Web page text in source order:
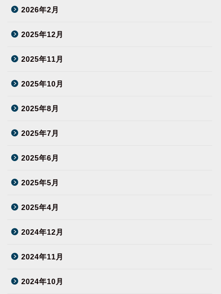
2026年2月
2025年12月
2025年11月
2025年10月
2025年8月
2025年7月
2025年6月
2025年5月
2025年4月
2024年12月
2024年11月
2024年10月